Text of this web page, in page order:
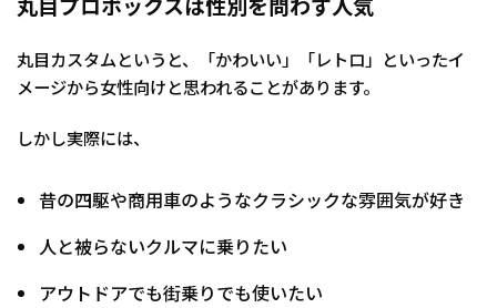
丸目カスタムというと、「かわいい」「レトロ」といったイ
メージから女性向けと思われることがあります。
しかし実際には、
昔の四駆や商用車のようなクラシックな雰囲気が好き
人と被らないクルマに乗りたい
アウトドアでも街乗りでも使いたい